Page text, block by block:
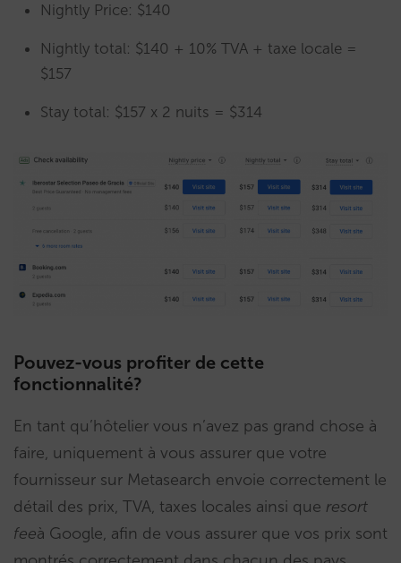
Nightly Price: $140
Nightly total: $140 + 10% TVA + taxe locale =
$157
Stay total: $157 x 2 nuits = $314
Pouvez-vous profiter de cette
fonctionnalité?
En tant qu’hôtelier vous n’avez pas grand chose à
faire, uniquement à vous assurer que votre
fournisseur sur Metasearch envoie correctement le
détail des prix, TVA, taxes locales ainsi que resort
feeà Google, afin de vous assurer que vos prix sont